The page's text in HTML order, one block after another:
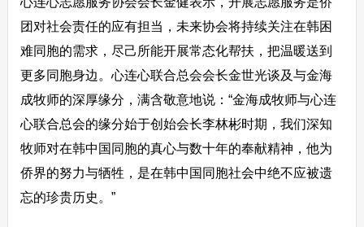
团对社会责任的应有担当，未来协会将持续关注在韩困
难同胞的需求，尽己所能开展常态化帮扶，把温暖送到
更多同胞身边。心连心联合总会会长金世光谈及与金海
成牧师的深厚缘分，满含敬意地说：“金海成牧师与心连
心联合总会的缘分始于创始会长李林彬时期，我们深知
牧师对在韩中国同胞的真心与数十年的奉献精神，他为
侨界的努力与牺牲，是在韩中国同胞社会中绝不应被遗
忘的珍贵历史。”